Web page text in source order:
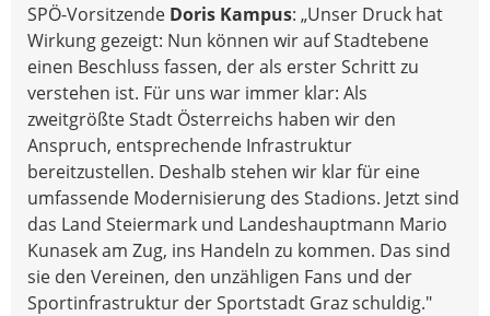
SPÖ-Vorsitzende Doris Kampus: „Unser Druck hat
Wirkung gezeigt: Nun können wir auf Stadtebene
einen Beschluss fassen, der als erster Schritt zu
verstehen ist. Für uns war immer klar: Als
zweitgrößte Stadt Österreichs haben wir den
Anspruch, entsprechende Infrastruktur
bereitzustellen. Deshalb stehen wir klar für eine
umfassende Modernisierung des Stadions. Jetzt sind
das Land Steiermark und Landeshauptmann Mario
Kunasek am Zug, ins Handeln zu kommen. Das sind
sie den Vereinen, den unzähligen Fans und der
Sportinfrastruktur der Sportstadt Graz schuldig."